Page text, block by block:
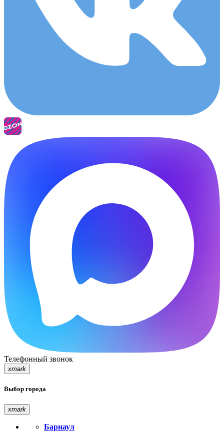
Телефонный звонок
xmark
Выбор города
xmark
Барнаул